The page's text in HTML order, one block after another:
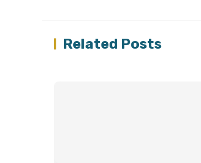
Related Posts